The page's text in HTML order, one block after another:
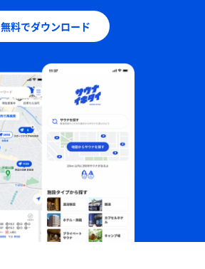
無料でダウンロード